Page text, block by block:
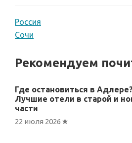
Россия
Сочи
Рекомендуем
Где остановиться в Адлере?
Лучшие отели в старой и
части
22 июля 2026